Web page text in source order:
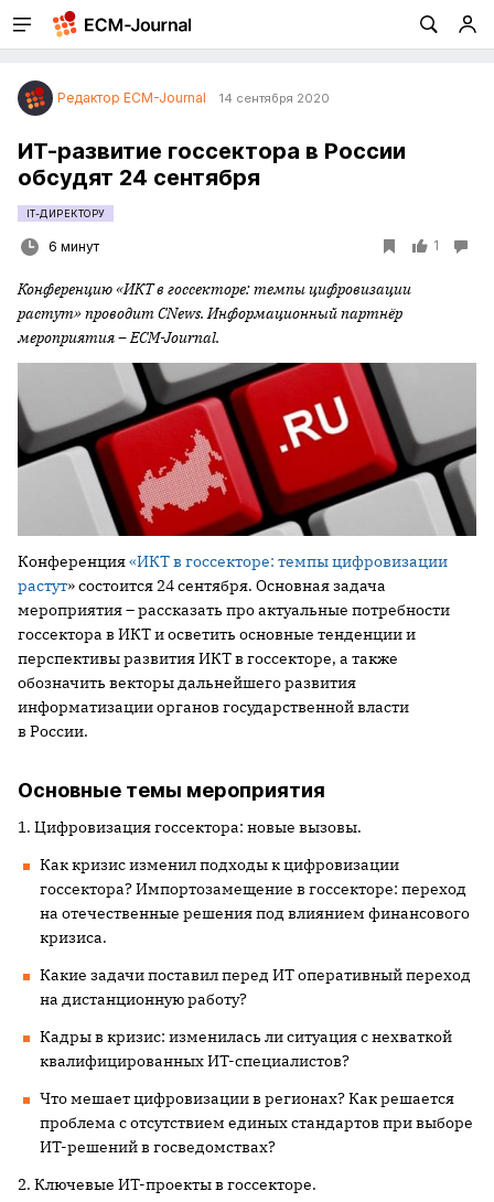
Редактор ECM-Journal 14 сентября 2020
ИТ-развитие госсектора в России
обсудят 24 сентября
IT-ДИРЕКТОРУ
6 минут 1
Конференцию «ИКТ в госсекторе: темпы цифровизации
растут» проводит CNews. Информационный партнёр
мероприятия – ECM-Journal.
Конференция«ИКТ в госсекторе: темпы цифровизации
растут» состоится 24 сентября. Основная задача
мероприятия – рассказать про актуальные потребности
госсектора в ИКТ и осветить основные тенденции и
перспективы развития ИКТ в госсекторе, а также
обозначить векторы дальнейшего развития
информатизации органов государственной власти
в России.
Основные темы мероприятия
1. Цифровизация госсектора: новые вызовы.
Как кризис изменил подходы к цифровизации
госсектора? Импортозамещение в госсекторе: переход
на отечественные решения под влиянием финансового
кризиса.
Какие задачи поставил перед ИТ оперативный переход
на дистанционную работу?
Кадры в кризис: изменилась ли ситуация с нехваткой
квалифицированных ИТ-специалистов?
Что мешает цифровизации в регионах? Как решается
проблема с отсутствием единых стандартов при выборе
ИТ-решений в госведомствах?
2. Ключевые ИТ-проекты в госсекторе.